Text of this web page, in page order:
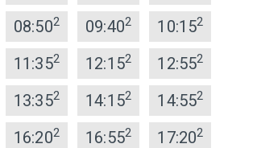
08:502 09:402 10:152
11:352 12:152 12:552
13:352 14:152 14:552
16:202 16:552 17:202